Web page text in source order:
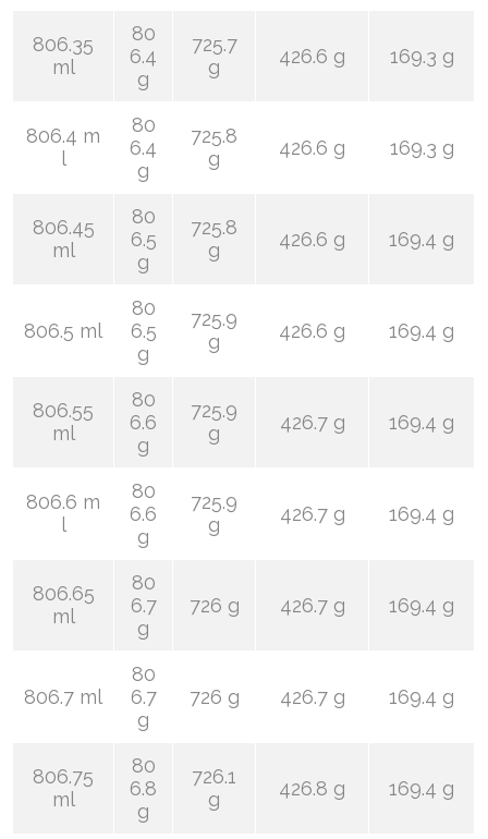
806.35
ml
80
6.4
g
725.7
g
426.6 g 169.3 g
806.4 m
l
80
6.4
g
725.8
g
426.6 g 169.3 g
806.45
ml
80
6.5
g
725.8
g
426.6 g 169.4 g
806.5 ml
80
6.5
g
725.9
g
426.6 g 169.4 g
806.55
ml
80
6.6
g
725.9
g
426.7 g 169.4 g
806.6 m
l
80
6.6
g
725.9
g
426.7 g 169.4 g
806.65
ml
80
6.7
g
726 g 426.7 g 169.4 g
806.7 ml
80
6.7
g
726 g 426.7 g 169.4 g
806.75
ml
80
6.8
g
726.1
g
426.8 g 169.4 g